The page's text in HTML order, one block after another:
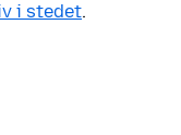
i stedet.